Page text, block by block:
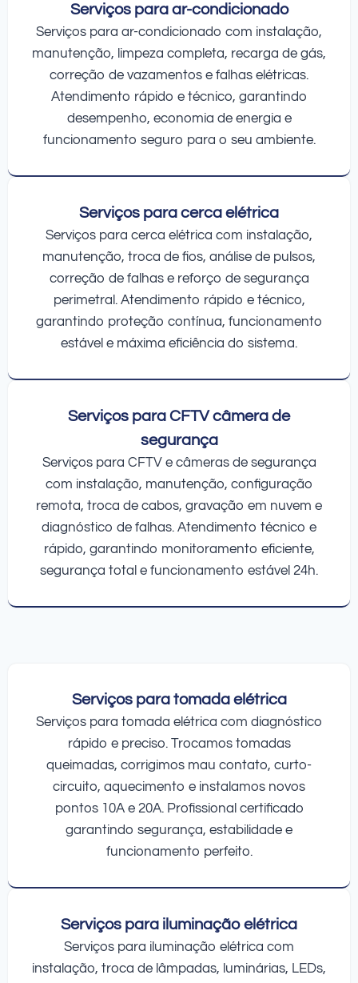
Serviços para ar-condicionado
Serviços para ar-condicionado com instalação,
manutenção, limpeza completa, recarga de gás,
correção de vazamentos e falhas elétricas.
Atendimento rápido e técnico, garantindo
desempenho, economia de energia e
funcionamento seguro para o seu ambiente.
Serviços para cerca elétrica
Serviços para cerca elétrica com instalação,
manutenção, troca de fios, análise de pulsos,
correção de falhas e reforço de segurança
perimetral. Atendimento rápido e técnico,
garantindo proteção contínua, funcionamento
estável e máxima eficiência do sistema.
Serviços para CFTV câmera de
segurança
Serviços para CFTV e câmeras de segurança
com instalação, manutenção, configuração
remota, troca de cabos, gravação em nuvem e
diagnóstico de falhas. Atendimento técnico e
rápido, garantindo monitoramento eficiente,
segurança total e funcionamento estável 24h.
Serviços para tomada elétrica
Serviços para tomada elétrica com diagnóstico
rápido e preciso. Trocamos tomadas
queimadas, corrigimos mau contato, curto-
circuito, aquecimento e instalamos novos
pontos 10A e 20A. Profissional certificado
garantindo segurança, estabilidade e
funcionamento perfeito.
Serviços para iluminação elétrica
Serviços para iluminação elétrica com
instalação, troca de lâmpadas, luminárias, LEDs,